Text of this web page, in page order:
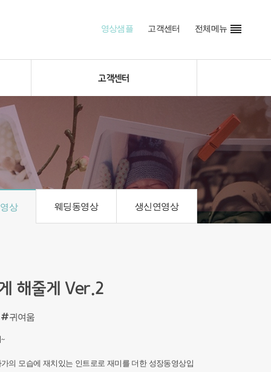
영상샘플 고객센터 전체메뉴 
고객센터
상 웨딩동영상 생신연영상
해줄게 Ver.2
#귀여움
의 모습에 재치있는 인트로로 재미를 더한 성장동영상입